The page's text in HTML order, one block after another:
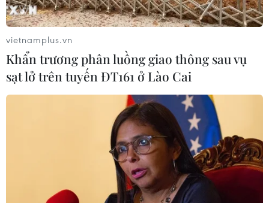
vietnamplus.vn
Khẩn trương phân luồng giao thông sau vụ
sạt lở trên tuyến ĐT161 ở Lào Cai